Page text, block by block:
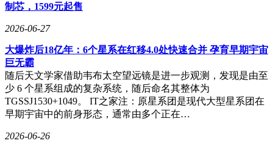
制芯，1599元起售
2026-06-27
大爆炸后18亿年：6个星系在红移4.0处快速合并 孕育早期宇宙
巨无霸
随后天文学家借助韦布太空望远镜是进一步观测，发现是由至
少 6 个星系组成的复杂系统，随后命名其整体为
TGSSJ1530+1049。 IT之家注：原星系团是现代大型星系团在
早期宇宙中的前身形态，通常由多个正在…
2026-06-26